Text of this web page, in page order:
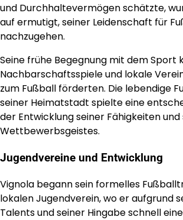
und Durchhaltevermögen schätzte,
auf ermutigt, seiner Leidenschaft für
nachzugehen.
Seine frühe Begegnung mit dem Sport
Nachbarschaftsspiele und lokale
zum Fußball förderten. Die lebendige
seiner Heimatstadt spielte eine
der Entwicklung seiner Fähigkeiten und
Wettbewerbsgeistes.
Jugendvereine und Entwicklung
Vignola begann sein formelles
lokalen Jugendverein, wo er aufgrund
Talents und seiner Hingabe schnell